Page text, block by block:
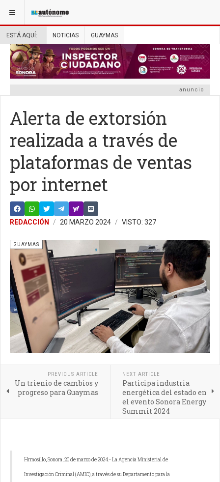
ESTÁ AQUÍ: NOTICIAS GUAYMAS
anuncio
Alerta de extorsión
realizada a través de
plataformas de ventas
por internet
REDACCIÓN 20 MARZO 2024 VISTO: 327
GUAYMAS
PREVIOUS ARTICLE
Un trienio de cambios y
progreso para Guaymas
NEXT ARTICLE
Participa industria
energética del estado en
el evento Sonora Energy
Summit 2024
Hrmosillo, Sonora, 20 de marzo de 2024.- La Agencia Ministerial de
Investigación Criminal (AMIC), a través de su Departamento para la